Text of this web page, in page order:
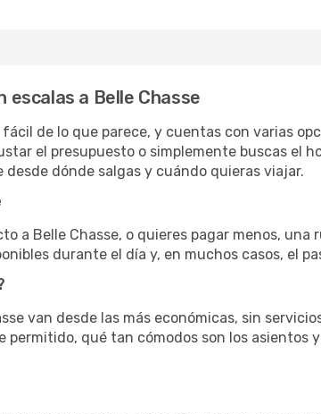
escalas a Belle Chasse
de lo que parece, y cuentas con varias
el presupuesto o simplemente buscas el
dónde salgas y cuándo quieras viajar.
a Belle Chasse, o quieres pagar menos,
durante el día y, en muchos casos, el
van desde las más económicas, sin
permitido, qué tan cómodos son los asientos